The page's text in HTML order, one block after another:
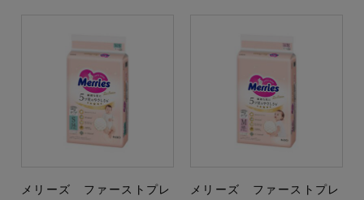
メリーズ ファーストプレ
メリーズ ファーストプレ